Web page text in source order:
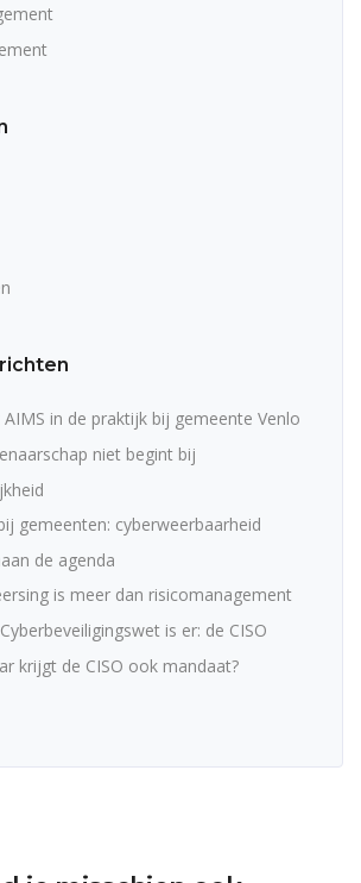
in de praktijk bij gemeente Venlo
niet begint bij
gemeenten: cyberweerbaarheid
de agenda
is meer dan risicomanagement
is er: de CISO
krijgt de CISO ook mandaat?